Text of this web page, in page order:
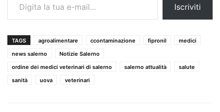
Iscriviti
TAGS agroalimentare ccontaminazione fipronil
medici
news salerno
Notizie Salerno
ordine dei medici veterinari di salerno
salerno attualità
salute
sanità
uova veterinari